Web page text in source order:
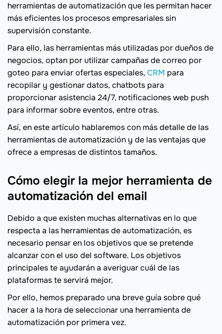
herramientas de automatización que les permitan hacer
más eficientes los procesos empresariales sin
supervisión constante.
Para ello, las herramientas más utilizadas por dueños de
negocios, optan por utilizar campañas de correo por
goteo para enviar ofertas especiales, CRM para
recopilar y gestionar datos, chatbots para
proporcionar asistencia 24/7, notificaciones web push
para informar sobre eventos, entre otras.
Así, en este artículo hablaremos con más detalle de las
herramientas de automatización y de las ventajas que
ofrece a empresas de distintos tamaños.
Cómo elegir la mejor herramienta de
automatización del email
Debido a que existen muchas alternativas en lo que
respecta a las herramientas de automatización, es
necesario pensar en los objetivos que se pretende
alcanzar con el uso del software. Los objetivos
principales te ayudarán a averiguar cuál de las
plataformas te servirá mejor.
Por ello, hemos preparado una breve guía sobre qué
hacer a la hora de seleccionar una herramienta de
automatización por primera vez.